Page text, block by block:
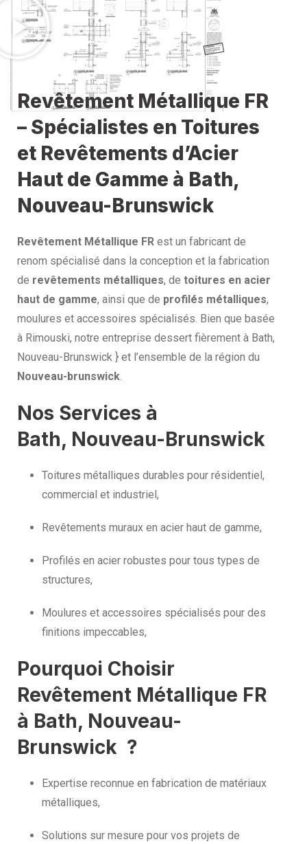
Revêtement Métallique FR
– Spécialistes en Toitures
et Revêtements d’Acier
Haut de Gamme à Bath,
Nouveau-Brunswick
Revêtement Métallique FR est un fabricant de
renom spécialisé dans la conception et la fabrication
de revêtements métalliques, de toitures en acier
haut de gamme, ainsi que de profilés métalliques,
moulures et accessoires spécialisés. Bien que basée
à Rimouski, notre entreprise dessert fièrement à Bath,
Nouveau-Brunswick } et l’ensemble de la région du
Nouveau-brunswick.
Nos Services à
Bath, Nouveau-Brunswick
Toitures métalliques durables pour résidentiel,
commercial et industriel,
Revêtements muraux en acier haut de gamme,
Profilés en acier robustes pour tous types de
structures,
Moulures et accessoires spécialisés pour des
finitions impeccables,
Pourquoi Choisir
Revêtement Métallique FR
à Bath, Nouveau-
Brunswick ?
Expertise reconnue en fabrication de matériaux
métalliques,
Solutions sur mesure pour vos projets de